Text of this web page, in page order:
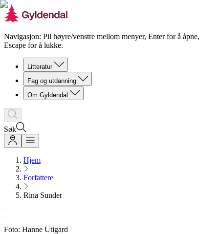
Navigasjon: Pil høyre/venstre mellom menyer, Enter for å åpne,
Escape for å lukke.
Litteratur
Fag og utdanning
Om Gyldendal
Søk
Hjem
Forfattere
Rina Sunder
Foto: Hanne Utigard